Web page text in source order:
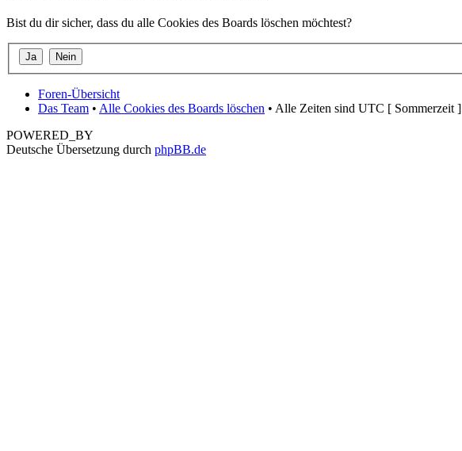
Bist du dir sicher, dass du alle Cookies des Boards löschen möchtest?
Foren-Übersicht
Das Team • Alle Cookies des Boards löschen • Alle Zeiten sind UTC [ Sommerzeit ]
POWERED_BY
Deutsche Übersetzung durch phpBB.de